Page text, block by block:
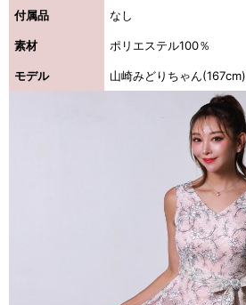
付属品 なし
素材 ポリエステル100％
モデル 山崎みどりちゃん